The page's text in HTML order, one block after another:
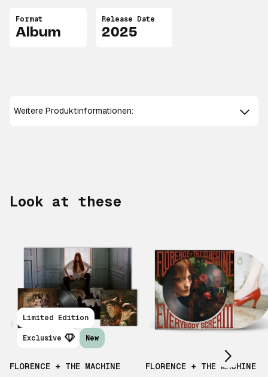
Format
Album
Release Date
2025
Weitere Produktinformationen:
Look at these
Limited Edition
Exclusive New
FLORENCE + THE MACHINE FLORENCE + THE MACHINE
Scroll right